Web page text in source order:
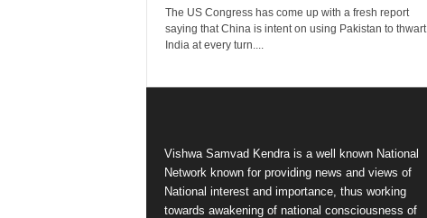
The US Congress has come up with a fresh report
saying that China is intent on using Pakistan to thwart
India at every turn....
Vishwa Samvad Kendra is a well known National
Network known for providing news and views of
National interest and importance, thus working
towards awakening of national consciousness of